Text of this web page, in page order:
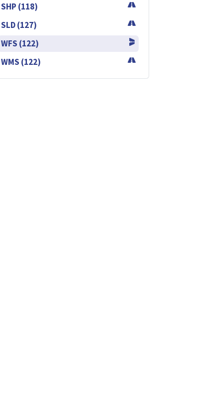
SHP (118)
SLD (127)
WFS (122)
WMS (122)